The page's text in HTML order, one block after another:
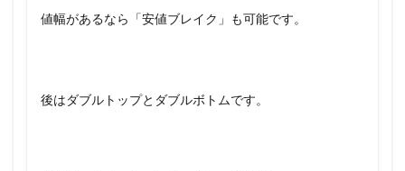
値幅があるなら「安値ブレイク」も可能です。
後はダブルトップとダブルボトムです。